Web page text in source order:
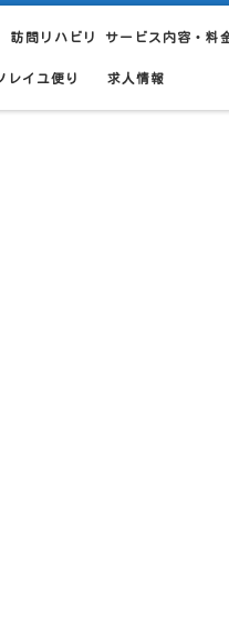
訪問リハビリ サービス内容・料
レイユ便り 求人情報